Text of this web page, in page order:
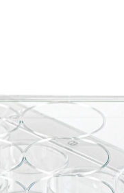
Zellkulturplatte, 12
Well, Material: PS,
Oberfläche:
Suspension, für